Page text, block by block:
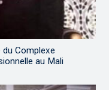
Complexe
au Mali